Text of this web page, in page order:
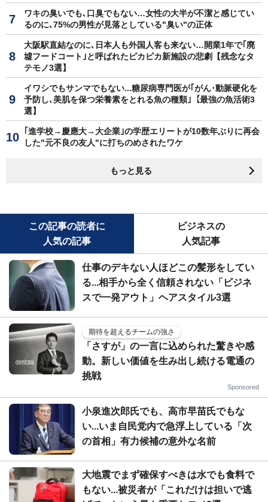
ワキの臭いでも､口臭でもない…女性の大半が不潔と感じてい
るのに､75%の男性が見落としている"臭い"の正体
大阪駅直結なのに､日本人も外国人客も来ない…開業1年で｢廃
墟フードコート｣と呼ばれたピカピカ新施設の悲劇【残念なタ
テモノ3選】
イワシでもサンマでもない...糖尿病専門医が｢がん･動脈硬化を
予防し､美肌を保つ栄養素をとれる魚の種類｣【最強の魚活術3
選】
｢進学校→慶應大→大企業｣の学歴エリートが10数年ぶりに再会
した"元不良の友人"に打ちのめされたワケ
もっと見る
この記事の読者に
人気の記事
ビジネスの
人気記事
仕事のデキない人ほどこの髪形をしてい
る...相手から全く信頼されない「ビジネ
スで一発アウト」ヘアスタイル3選
期待を超えるチームの強さ
「さすが」の一言に込められた驚きや感
動。新しい価値を生み出し続ける電通の
挑戦
Sponsored
小泉進次郎氏でも、高市早苗氏でもな
い...いま自民党内で急浮上している「次
の首相」有力候補の意外な名前
大地震でまず確保すべきは水でも食料で
もない...被災者が「これだけは担いで逃